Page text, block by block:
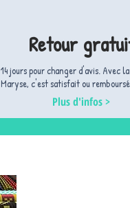
Retour
14 jours pour changer d'avis. ​Avec
Maryse, c'est satisfait ou
Plus d'infos >